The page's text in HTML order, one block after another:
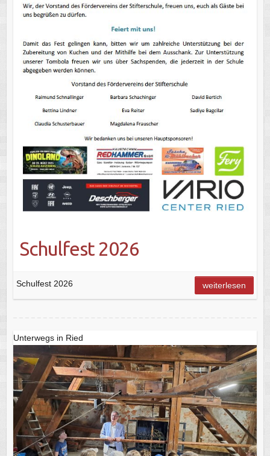
Schulfest 2026
Schulfest 2026 weiterlesen
Unterwegs in Ried